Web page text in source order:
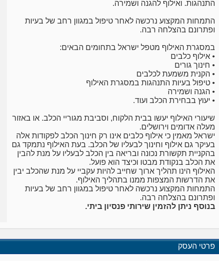
התנהגות. ואילוף להגנה ושמירה.
התמחות המקצוע נרכשה לאחר טיפול במגוון רחב של בעיות
ופתרונם בהצלחה רבה.
במסגרת האילוף מטפל ישראל בתחומים הבאים:
• אילוף כלבים
• חינוך גורים
• הקנית משמעת לכלבים
• טיפול בעיות התנהגות במסגרת האילוף
• הגנה ושמירה
• יעוץ בבחירת הכלב ועוד.
שיעורי האילוף יעשו בבית הלקוח, וסביבת מגוריי הכלב. או באזור
מעלה אדומים וירושלים.
ישראל מאמין כי אילוף כלבים אינו רק חינוך הכלב לפקודות אלה
בעיקר גם אילוף וחינוך לבעליו של הכלב. בעת האילוף נתמקד גם
בהקניית תקשורת נכונה ובריאה בין הכלב לבעליו על מנת להבין
את הכלב בנקודת מבטו וכיצד הוא פועל.
האילוף הינו תהליך ארוך שחייב להיות עקביי על מנת שהכלב יבין
את הדרשות המצפות ממנו בתהליך האילוף.
התמחות המקצוע נרכשה לאחר טיפול במגוון רחב של בעיות
ופתרונם בהצלחה רבה.
בנוסף ניתן להזמין שירותי פנסיון ביתי.
פרטי העסק